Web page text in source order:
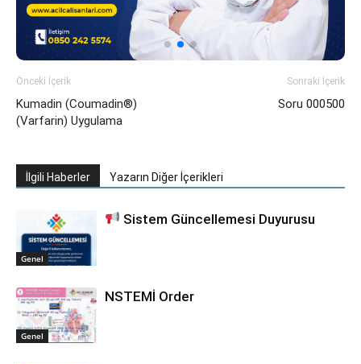
Önceki İçerik
Kumadin (Coumadin®)
(Varfarin) Uygulama
Sonraki İçerik
Soru 000500
İlgili Haberler Yazarın Diğer İçerikleri
Genel
Sistem Güncellemesi Duyurusu
Genel
NSTEMİ Order